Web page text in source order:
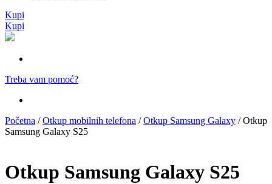
Kupi
Kupi
Treba vam pomoć?
Početna /Otkup mobilnih telefona /Otkup Samsung Galaxy / Otkup
Samsung Galaxy S25
Otkup Samsung Galaxy S25